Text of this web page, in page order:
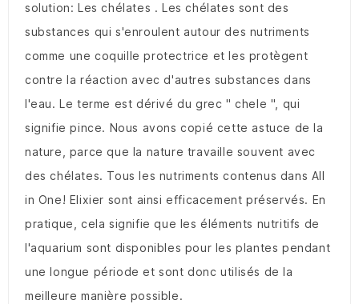
solution: Les chélates . Les chélates sont des
substances qui s'enroulent autour des nutriments
comme une coquille protectrice et les protègent
contre la réaction avec d'autres substances dans
l'eau. Le terme est dérivé du grec " chele ", qui
signifie pince. Nous avons copié cette astuce de la
nature, parce que la nature travaille souvent avec
des chélates. Tous les nutriments contenus dans All
in One! Elixier sont ainsi efficacement préservés. En
pratique, cela signifie que les éléments nutritifs de
l'aquarium sont disponibles pour les plantes pendant
une longue période et sont donc utilisés de la
meilleure manière possible.